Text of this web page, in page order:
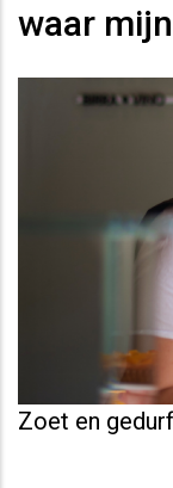
waar
Zoet en